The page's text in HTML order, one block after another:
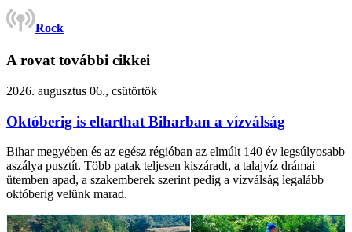
Rock
A rovat további cikkei
2026. augusztus 06., csütörtök
Októberig is eltarthat Biharban a vízválság
Bihar megyében és az egész régióban az elmúlt 140 év legsúlyosabb
aszálya pusztít. Több patak teljesen kiszáradt, a talajvíz drámai
ütemben apad, a szakemberek szerint pedig a vízválság legalább
októberig velünk marad.